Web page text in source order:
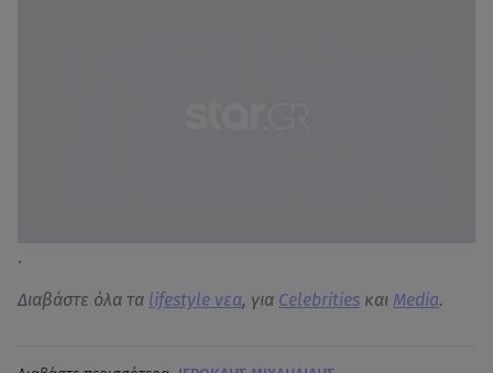
.
Διαβάστε όλα τα lifestyle νεα, για Celebrities και Media.